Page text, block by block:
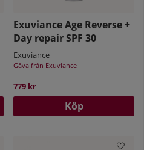
Exuviance Age Reverse +
Day repair SPF 30
Exuviance
Gåva från Exuviance
779 kr
Köp